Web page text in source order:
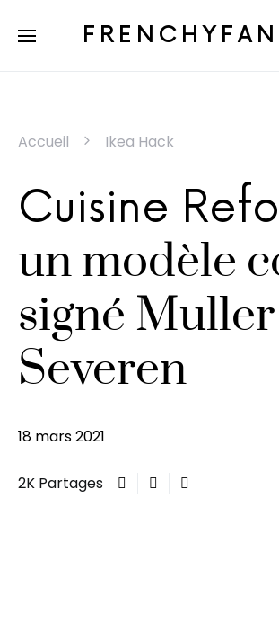
Accueil Ikea Hack
Cuisine
un modèle
signé
Severen
18 mars 2021
2K Partages